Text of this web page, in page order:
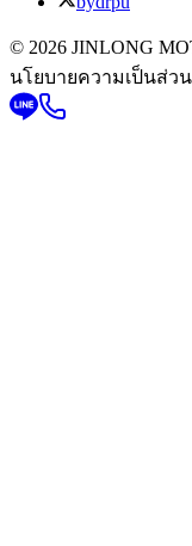
© 2026 JINLONG
นโยบายความเป็นส่ว